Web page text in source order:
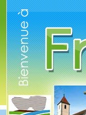
Cookies management panel